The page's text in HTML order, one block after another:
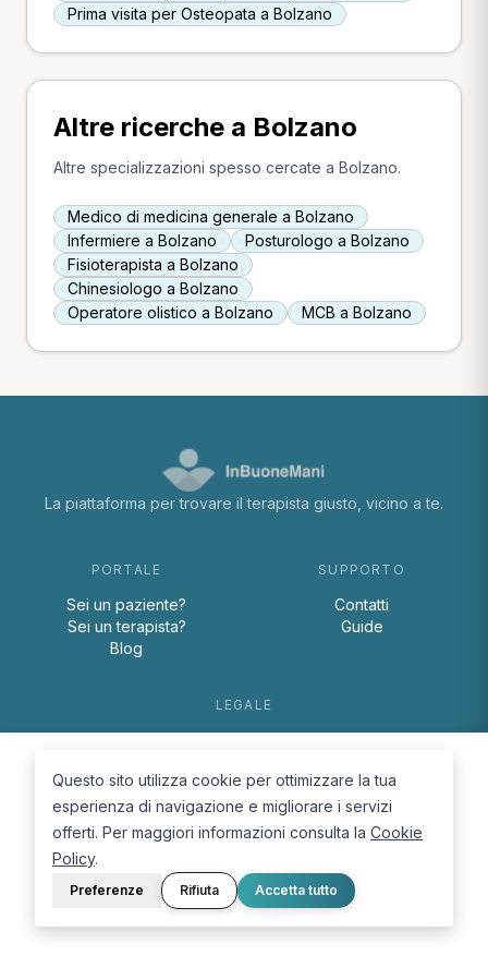
Prima visita per Osteopata a Bolzano
Altre ricerche a Bolzano
Altre specializzazioni spesso cercate a Bolzano.
Medico di medicina generale a Bolzano
Infermiere a Bolzano
Posturologo a Bolzano
Fisioterapista a Bolzano
Chinesiologo a Bolzano
Operatore olistico a Bolzano
MCB a Bolzano
La piattaforma per trovare il terapista giusto, vicino a te.
PORTALE
Sei un paziente?
Sei un terapista?
Blog
SUPPORTO
Contatti
Guide
LEGALE
Cookie Policy
© 2026 D.Lab S.r.l. — InBuoneMani
Questo sito utilizza cookie per ottimizzare la tua
esperienza di navigazione e migliorare i servizi
offerti. Per maggiori informazioni consulta la Cookie
Policy.
Preferenze Rifiuta Accetta tutto